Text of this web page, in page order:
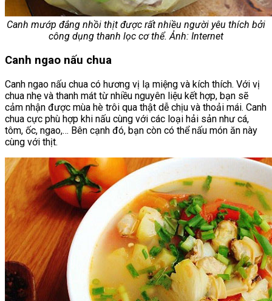
Canh mướp đắng nhồi thịt được rất nhiều người yêu thích bởi
công dụng thanh lọc cơ thể. Ảnh: Internet
Canh ngao nấu chua
Canh ngao nấu chua có hương vị lạ miệng và kích thích. Với vị
chua nhẹ và thanh mát từ nhiều nguyên liệu kết hợp, bạn sẽ
cảm nhận được mùa hè trôi qua thật dễ chịu và thoải mái. Canh
chua cực phù hợp khi nấu cùng với các loại hải sản như cá,
tôm, ốc, ngao,… Bên cạnh đó, bạn còn có thể nấu món ăn này
cùng với thịt.